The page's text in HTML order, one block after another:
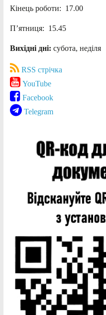
Кінець роботи: 17.00
П’ятниця: 15.45
Вихідні дні: субота, неділя
RSS стрічка
YouTube
Facebook
Telegram